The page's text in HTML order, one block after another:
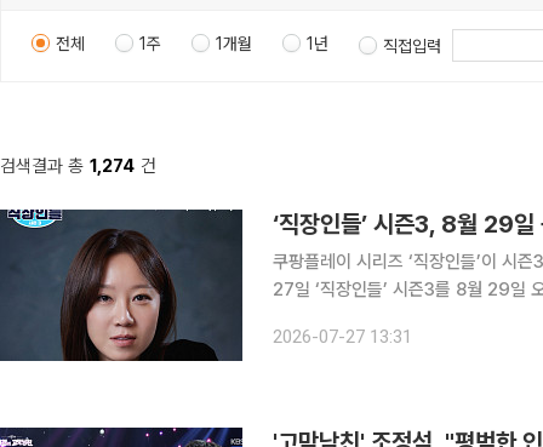
전체 1주 1개월 1년 직접입력
검색결과 총 1,274 건
‘직장인들’ 시즌3, 8월 29
쿠팡플레이 시리즈 ‘직장인들’이 시즌3로
27일 ‘직장인들’ 시즌3를 8월 29일
은 시즌3 첫 회에서 DY기획 세계관에
2026-07-27 13:31